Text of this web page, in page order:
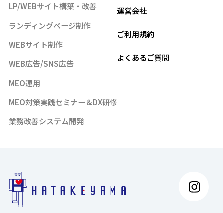
LP/WEBサイト構築・改善
ランディングページ制作
WEBサイト制作
WEB広告/SNS広告
MEO運用
MEO対策実践セミナー＆DX研修
業務改善システム開発
運営会社
ご利用規約
よくあるご質問